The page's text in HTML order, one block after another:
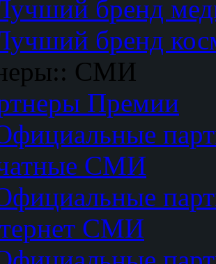
бренд
бренд
СМИ
Премии
СМИ
СМИ